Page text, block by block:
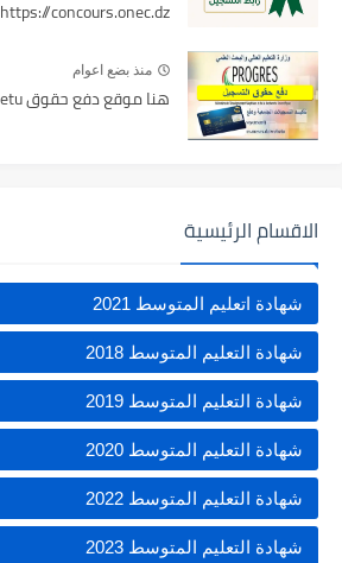
https://concours.onec.dz
منذ بضع اعوام
هنا موقع دفع حقوق progres.mesrs.dz/webetu
الاقسام الرئيسية
شهادة اتعليم المتوسط 2021
شهادة التعليم المتوسط 2018
شهادة التعليم المتوسط 2019
شهادة التعليم المتوسط 2020
شهادة التعليم المتوسط 2022
شهادة التعليم المتوسط 2023